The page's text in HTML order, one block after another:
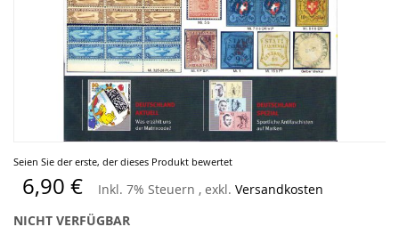
Seien Sie der erste, der dieses Produkt bewertet
6,90 € Inkl. 7% Steuern , exkl. Versandkosten
NICHT VERFÜGBAR
Zum
Anfang
der
Bildergalerie
springen